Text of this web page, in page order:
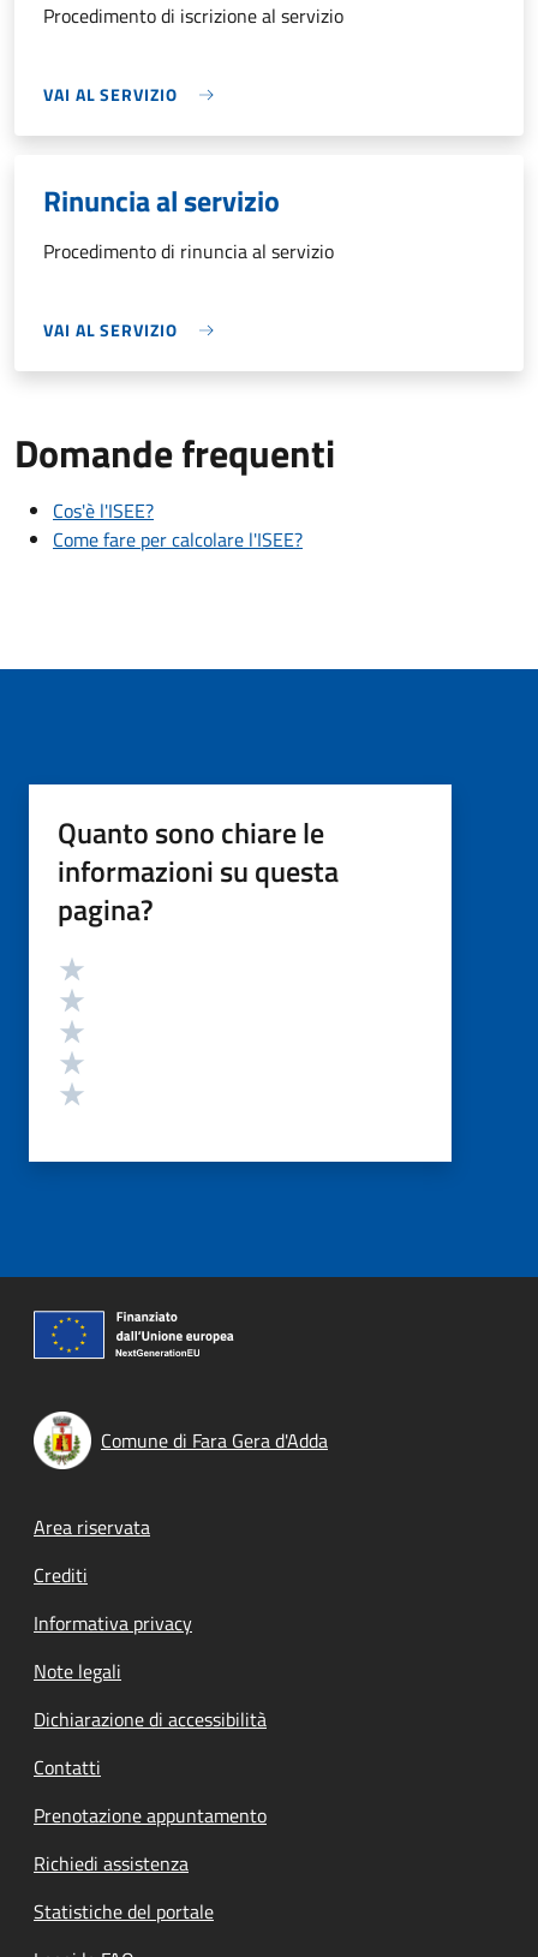
Procedimento di iscrizione al servizio
VAI AL SERVIZIO
Rinuncia al servizio
Procedimento di rinuncia al servizio
VAI AL SERVIZIO
Domande frequenti
Cos'è l'ISEE?
Come fare per calcolare l'ISEE?
Quanto sono chiare le
informazioni su questa
pagina?
Valutazione
Comune di Fara Gera d'Adda
Footer menu
Area riservata
Crediti
Informativa privacy
Note legali
Dichiarazione di accessibilità
Contatti
Prenotazione appuntamento
Richiedi assistenza
Statistiche del portale